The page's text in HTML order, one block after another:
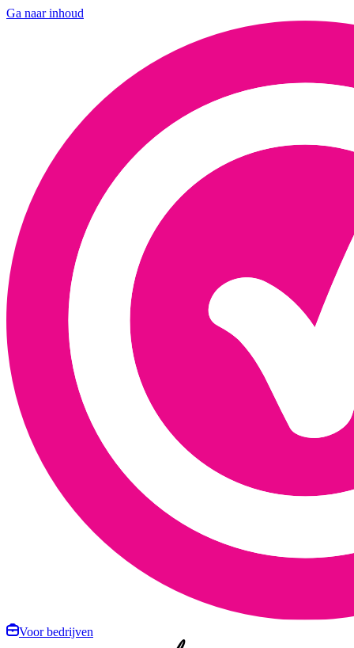
Ga naar inhoud
Voor bedrijven